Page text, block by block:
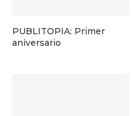
PUBLITOPIA: Primer
aniversario